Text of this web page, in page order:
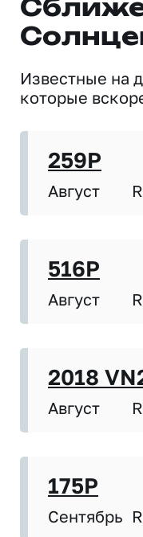
Известные на
которые
259P
Август
516P
Август
2018
Август
175P
Сентябрь